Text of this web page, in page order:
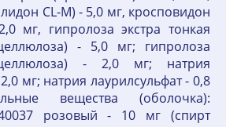
CL-M) - 5,0 мг, кросповидон
мг, гипролоза экстра тонкая
- 5,0 мг; гипролоза
- 2,0 мг; натрия
мг; натрия лаурилсульфат - 0,8
вещества (оболочка):
розовый - 10 мг (спирт